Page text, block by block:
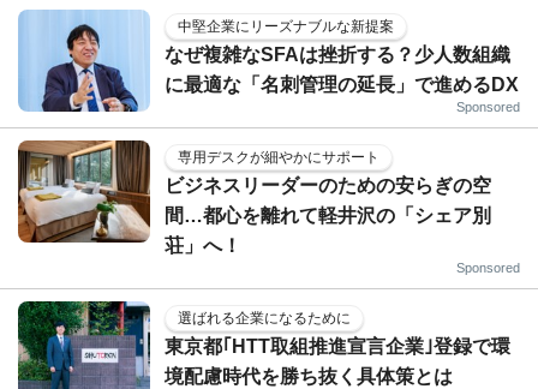
中堅企業にリーズナブルな新提案
なぜ複雑なSFAは挫折する？少人数組織
に最適な「名刺管理の延長」で進めるDX
Sponsored
専用デスクが細やかにサポート
ビジネスリーダーのための安らぎの空
間…都心を離れて軽井沢の「シェア別
荘」へ！
Sponsored
選ばれる企業になるために
東京都｢HTT取組推進宣言企業｣登録で環
境配慮時代を勝ち抜く具体策とは